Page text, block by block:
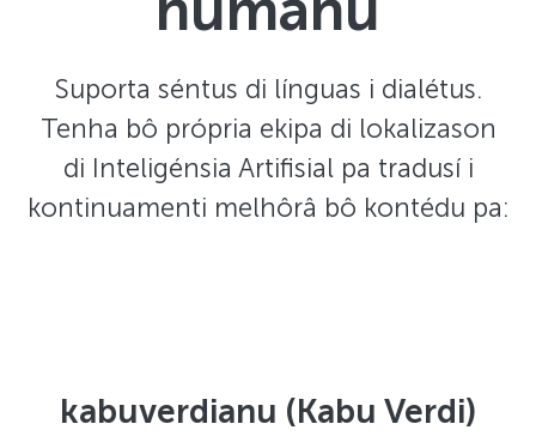
Suporta séntus di línguas i dialétus.
Tenha bô própria ekipa di lokalizason
di Inteligénsia Artifisial pa tradusí i
kontinuamenti melhôrâ bô kontédu pa:
kabuverdianu (Kabu Verdi)